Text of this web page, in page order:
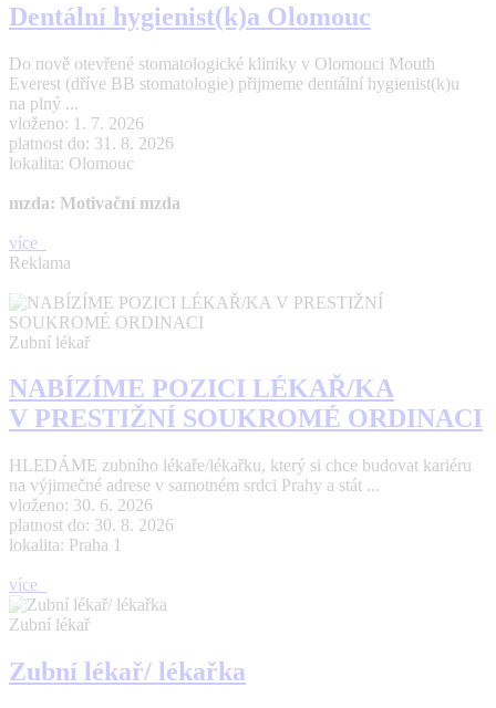
Dentální hygienist(k)a Olomouc
Do nově otevřené stomatologické kliniky v Olomouci Mouth
Everest (dříve BB stomatologie) přijmeme dentální hygienist(k)u
na plný ...
vloženo: 1. 7. 2026
platnost do: 31. 8. 2026
lokalita: Olomouc
mzda: Motivační mzda
více
Reklama
Zubní lékař
NABÍZÍME POZICI LÉKAŘ/KA
V PRESTIŽNÍ SOUKROMÉ ORDINACI
HLEDÁME zubního lékaře/lékařku, který si chce budovat kariéru
na výjimečné adrese v samotném srdci Prahy a stát ...
vloženo: 30. 6. 2026
platnost do: 30. 8. 2026
lokalita: Praha 1
více
Zubní lékař
Zubní lékař/ lékařka